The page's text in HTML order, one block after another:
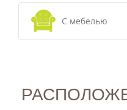
С мебелью